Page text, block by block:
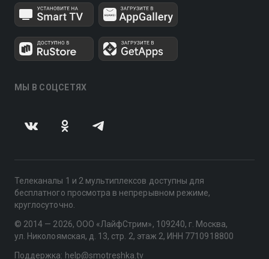
МЫ В СОЦСЕТЯХ
Телеканалы 1 и 2 мультиплексов доступны для
бесплатного просмотра в непрерывном режиме,
круглосуточно.
© 2014 — 2026, ООО «ЛайфСтрим», 109240, г. Москва,
ул. Николоямская, д. 13, стр. 2, этаж 2, ИНН 7710918800
Поддержка: help@smotreshka.tv